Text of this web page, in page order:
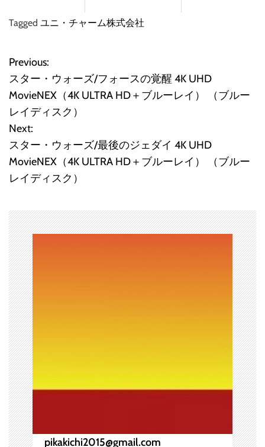
Tagged ユニ・チャーム株式会社
投
稿
ナ
ビ
ゲ
シ
ョ
ン
Previous:
スター・ウォーズ/フォースの覚醒 4K UHD
MovieNEX（4K ULTRA HD＋ブルーレイ） （ブルー
レイディスク）
Next:
スター・ウォーズ/最後のジェダイ 4K UHD
MovieNEX（4K ULTRA HD＋ブルーレイ） （ブルー
レイディスク）
pikakichi2015@gmail.com